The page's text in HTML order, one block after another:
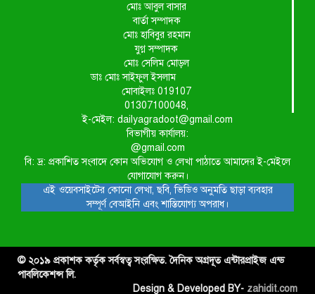
মোঃ আবুল বাসার
বার্তা সম্পাদক
মোঃ হাবিবুর রহমান
যুগ্ন সম্পাদক
মোঃ সেলিম মোড়ল
ডাঃ মোঃ সাইফুল ইসলাম
মোবাইলঃ 019107
01307100048,
ই-মেইল: dailyagradoot@gmail.com
বিভাগীয় কার্যালয়:
@gmail.com
বি: দ্র: প্রকাশিত সংবাদে কোন অভিযোগ ও লেখা পাঠাতে আমাদের ই-মেইলে
যোগাযোগ করুন।
এই ওয়েবসাইটের কোনো লেখা, ছবি, ভিডিও অনুমতি ছাড়া ব্যবহার
সম্পূর্ণ বেআইনি এবং শাস্তিযোগ্য অপরাধ।
© ২০১৯ প্রকাশক কর্তৃক সর্বস্বত্ব সংরক্ষিত. দৈনিক অগ্রদূত এন্টারপ্রাইজ এন্ড
পাবলিকেশন্স লি.
Design & Developed BY- zahidit.com